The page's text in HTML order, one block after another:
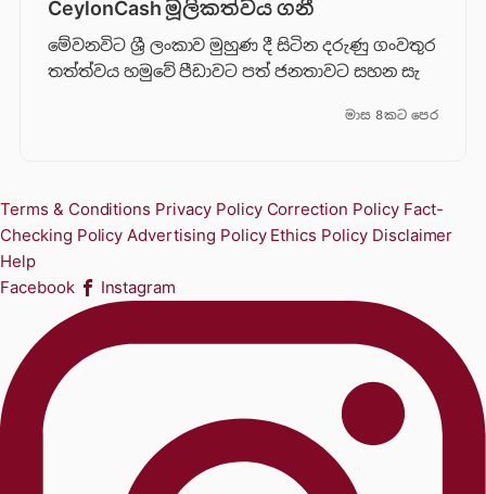
CeylonCash මූලිකත්වය ග​නී
මේවනවිට ශ්‍රී ලංකාව මුහුණ දී සිටින දරුණු ගංවතුර
තත්ත්වය හමුවේ පීඩාවට පත් ජනතාවට සහන සැ
මාස 8කට පෙර
Terms & Conditions Privacy Policy Correction Policy Fact-
Checking Policy Advertising Policy Ethics Policy Disclaimer
Help
Facebook
Instagram